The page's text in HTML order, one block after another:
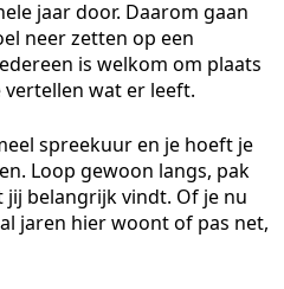
jaar door. Daarom gaan
neer zetten op een
is welkom om plaats
wat er leeft.
spreekuur en je hoeft je
Loop gewoon langs, pak
belangrijk vindt. Of je nu
jaren hier woont of pas net,